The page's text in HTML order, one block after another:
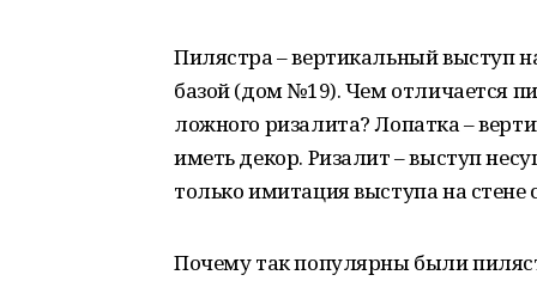
Пилястра – вертикальный выступ
базой (дом №19). Чем отличается
ложного ризалита? Лопатка –
иметь декор. Ризалит – выступ
только имитация выступа на
Почему так популярны были